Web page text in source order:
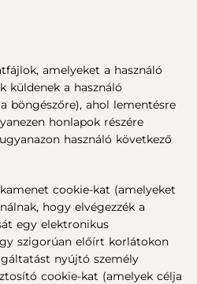
amelyeket a használó
küldenek a használó
böngészőre), ahol lementésre
honlapok részére
használó következő
cookie-kat (amelyeket
hogy elvégezzék a
egy elektronikus
szigorúan előírt korlátokon
nyújtó személy
cookie-kat (amelyek célja